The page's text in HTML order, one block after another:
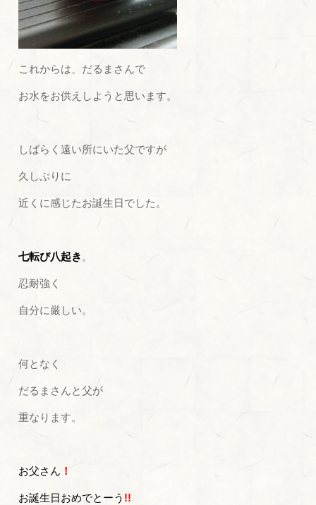
これからは、だるまさんで
お水をお供えしようと思います。
しばらく遠い所にいた父ですが
久しぶりに
近くに感じたお誕生日でした。
七転び八起き 。
忍耐強く
自分に厳しい。
何となく
だるまさんと父が
重なります。
お父さん ！
お誕生日おめでとーう !!